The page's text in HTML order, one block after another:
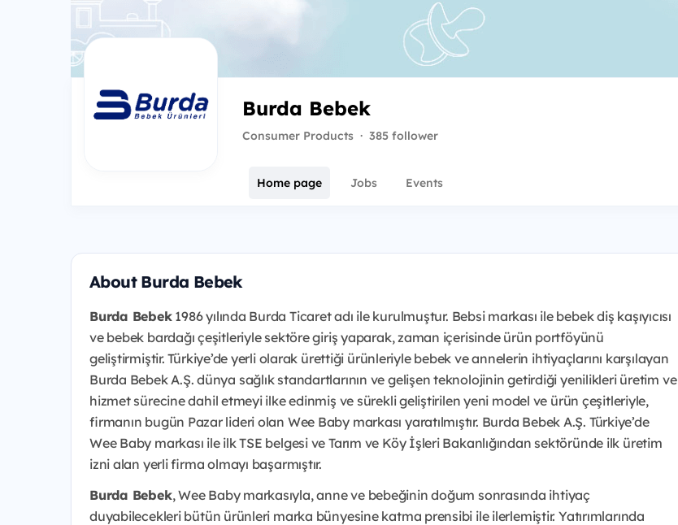
Burda Bebek
Consumer Products · 385 follower
Home page Jobs Events
About Burda Bebek
Burda Bebek1986 yılında Burda Ticaret adı ile kurulmuştur. Bebsi markası ile bebek diş kaşıyıcısı
ve bebek bardağı çeşitleriyle sektöre giriş yaparak, zaman içerisinde ürün portföyünü
geliştirmiştir. Türkiye’de yerli olarak ürettiği ürünleriyle bebek ve annelerin ihtiyaçlarını karşılayan
Burda Bebek A.Ş. dünya sağlık standartlarının ve gelişen teknolojinin getirdiği yenilikleri üretim ve
hizmet sürecine dahil etmeyi ilke edinmiş ve sürekli geliştirilen yeni model ve ürün çeşitleriyle,
firmanın bugün Pazar lideri olan Wee Baby markası yaratılmıştır. Burda Bebek A.Ş. Türkiye’de
Wee Baby markası ile ilk TSE belgesi ve Tarım ve Köy İşleri Bakanlığından sektöründe ilk üretim
izni alan yerli firma olmayı başarmıştır.
Burda Bebek, Wee Baby markasıyla, anne ve bebeğinin doğum sonrasında ihtiyaç
duyabilecekleri bütün ürünleri marka bünyesine katma prensibi ile ilerlemiştir. Yatırımlarında